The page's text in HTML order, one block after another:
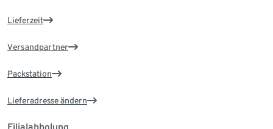
Lieferzeit
Versandpartner
Packstation
Lieferadresse ändern